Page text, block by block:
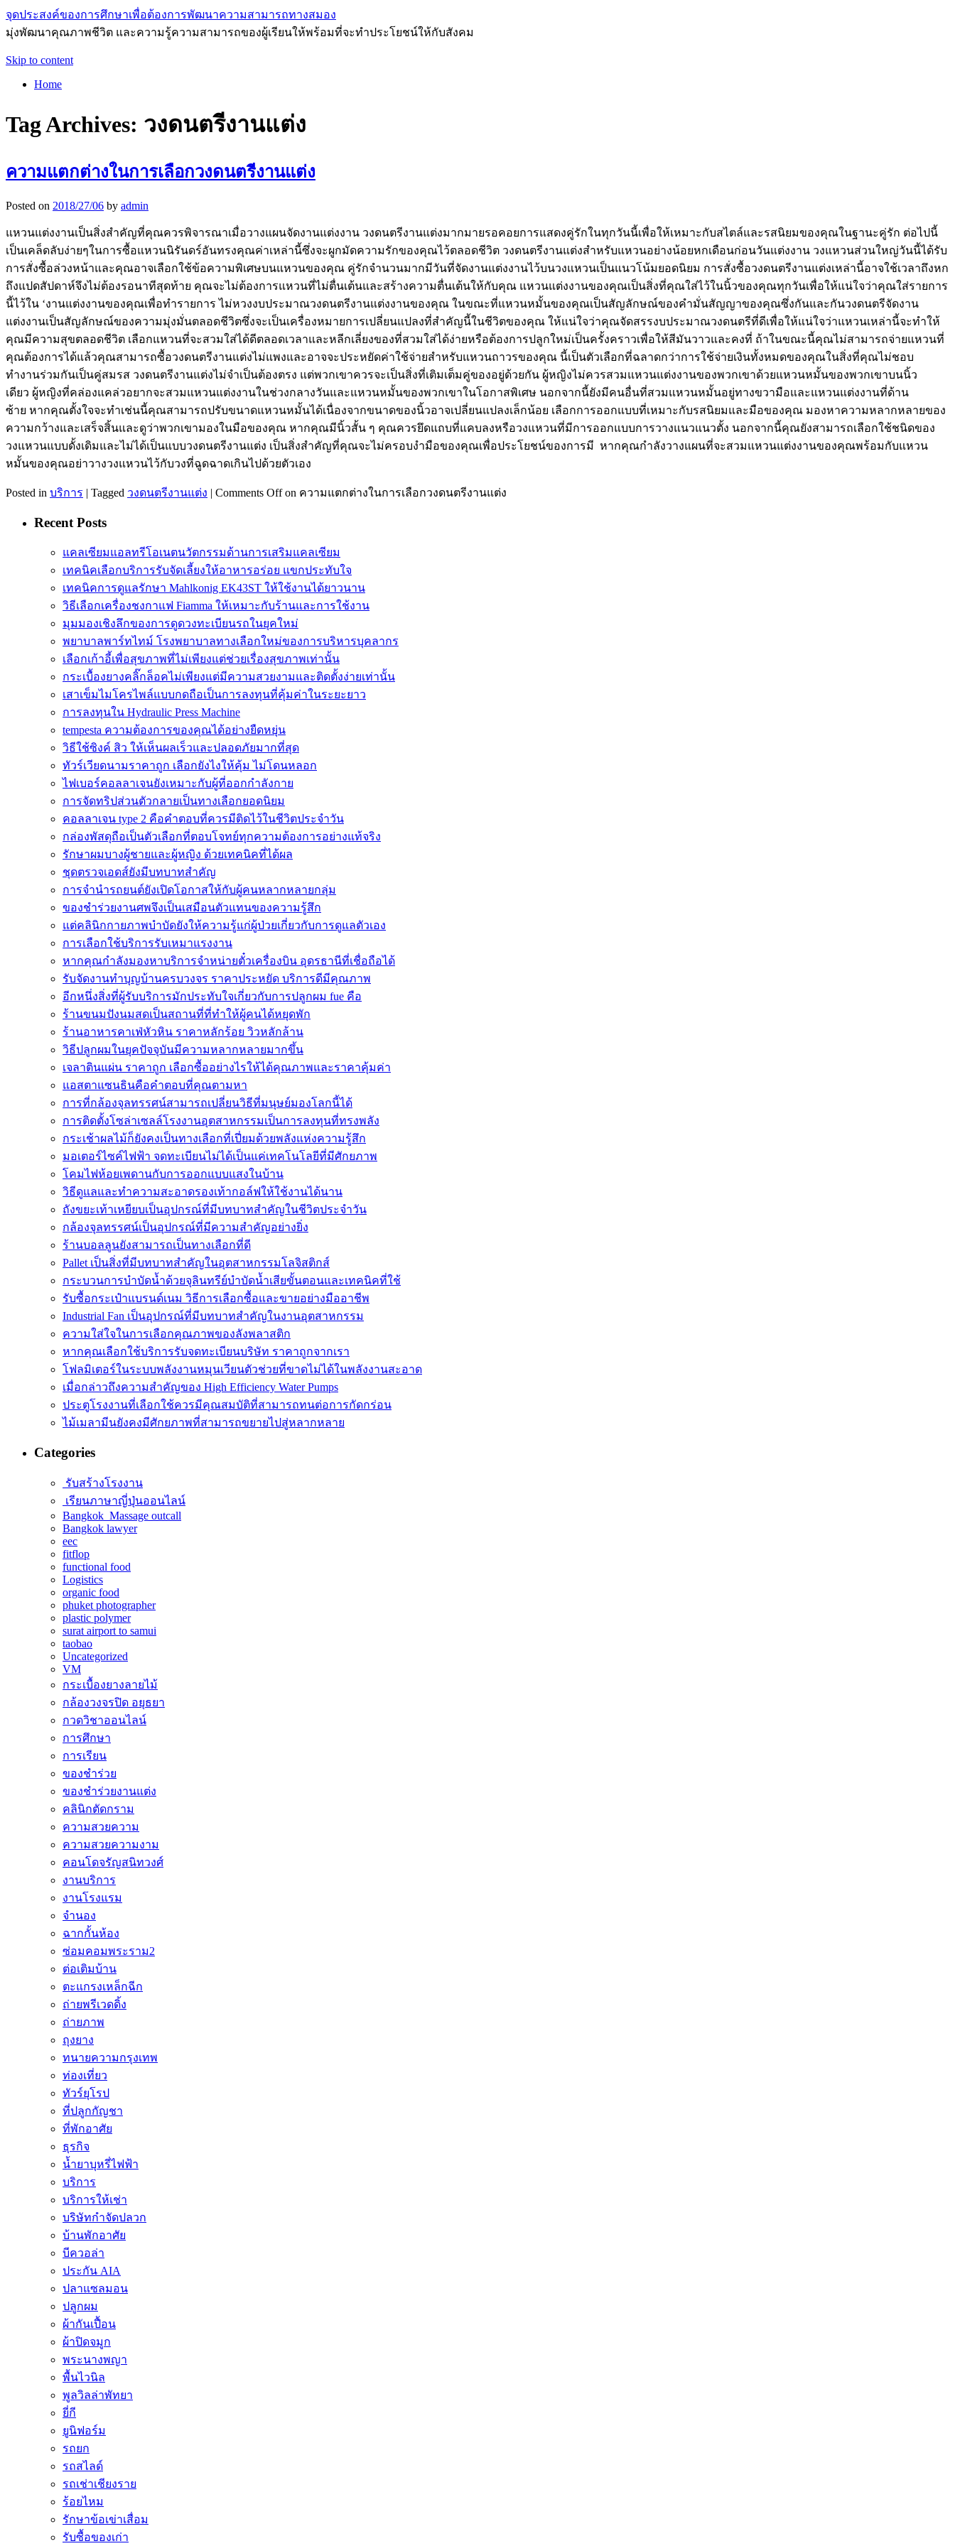
จุดประสงค์ของการศึกษาเพื่อต้องการพัฒนาความสามารถทางสมอง
มุ่งพัฒนาคุณภาพชีวิต และความรู้ความสามารถของผู้เรียนให้พร้อมที่จะทำประโยชน์ให้กับสังคม
Skip to content
Home
Tag Archives: วงดนตรีงานแต่ง
ความแตกต่างในการเลือกวงดนตรีงานแต่ง
Posted on 2018/27/06 by admin
แหวนแต่งงานเป็นสิ่งสำคัญที่คุณควรพิจารณาเมื่อวางแผนจัดงานแต่งงาน วงดนตรีงานแต่งมากมายรอคอยการแสดงคู่รักในทุกวันนี้เพื่อให้เหมาะกับสไตล์และรสนิยมของคุณในฐานะคู่รัก ต่อไปนี้
เป็นเคล็ดลับง่ายๆในการซื้อแหวนนิรันดร์อันทรงคุณค่าเหล่านี้ซึ่งจะผูกมัดความรักของคุณไว้ตลอดชีวิต วงดนตรีงานแต่งสำหรับแหวนอย่างน้อยหกเดือนก่อนวันแต่งงาน วงแหวนส่วนใหญ่วันนี้ได้รับ
การสั่งซื้อล่วงหน้าและคุณอาจเลือกใช้ข้อความพิเศษบนแหวนของคุณ คู่รักจำนวนมากมีวันที่จัดงานแต่งงานไว้บนวงแหวนเป็นแนวโน้มยอดนิยม การสั่งซื้อวงดนตรีงานแต่งเหล่านี้อาจใช้เวลาถึงหก
ถึงแปดสัปดาห์จึงไม่ต้องรอนาทีสุดท้าย คุณจะไม่ต้องการแหวนที่ไม่ตื่นเต้นและสร้างความตื่นเต้นให้กับคุณ แหวนแต่งงานของคุณเป็นสิ่งที่คุณใส่ไว้ในนิ้วของคุณทุกวันเพื่อให้แน่ใจว่าคุณใส่รายการ
นี้ไว้ใน ‘งานแต่งงานของคุณเพื่อทำรายการ ไม่หวงงบประมาณวงดนตรีงานแต่งงานของคุณ ในขณะที่แหวนหมั้นของคุณเป็นสัญลักษณ์ของคำมั่นสัญญาของคุณซึ่งกันและกันวงดนตรีจัดงาน
แต่งงานเป็นสัญลักษณ์ของความมุ่งมั่นตลอดชีวิตซึ่งจะเป็นเครื่องหมายการเปลี่ยนแปลงที่สำคัญนี้ในชีวิตของคุณ ให้แน่ใจว่าคุณจัดสรรงบประมาณวงดนตรีที่ดีเพื่อให้แน่ใจว่าแหวนเหล่านี้จะทำให้
คุณมีความสุขตลอดชีวิต เลือกแหวนที่จะสวมใส่ได้ดีตลอดเวลาและหลีกเลี่ยงของที่สวมใส่ได้ง่ายหรือต้องการปลูกใหม่เป็นครั้งคราวเพื่อให้สีมันวาวและคงที่ ถ้าในขณะนี้คุณไม่สามารถจ่ายแหวนที่
คุณต้องการได้แล้วคุณสามารถซื้อวงดนตรีงานแต่งไม่แพงและอาจจะประหยัดค่าใช้จ่ายสำหรับแหวนถาวรของคุณ นี้เป็นตัวเลือกที่ฉลาดกว่าการใช้จ่ายเงินทั้งหมดของคุณในสิ่งที่คุณไม่ชอบ
ทำงานร่วมกันเป็นคู่สมรส วงดนตรีงานแต่งไม่จำเป็นต้องตรง แต่พวกเขาควรจะเป็นสิ่งที่เติมเต็มคู่ของอยู่ด้วยกัน ผู้หญิงไม่ควรสวมแหวนแต่งงานของพวกเขาด้วยแหวนหมั้นของพวกเขาบนนิ้ว
เดียว ผู้หญิงที่คล่องแคล่วอยากจะสวมแหวนแต่งงานในช่วงกลางวันและแหวนหมั้นของพวกเขาในโอกาสพิเศษ นอกจากนี้ยังมีคนอื่นที่สวมแหวนหมั้นอยู่ทางขวามือและแหวนแต่งงานที่ด้าน
ซ้าย หากคุณตั้งใจจะทำเช่นนี้คุณสามารถปรับขนาดแหวนหมั้นได้เนื่องจากขนาดของนิ้วอาจเปลี่ยนแปลงเล็กน้อย เลือกการออกแบบที่เหมาะกับรสนิยมและมือของคุณ มองหาความหลากหลายของ
ความกว้างและเสร็จสิ้นและดูว่าพวกเขามองในมือของคุณ หากคุณมีนิ้วสั้น ๆ คุณควรยึดแถบที่แคบลงหรือวงแหวนที่มีการออกแบบการวางแนวแนวตั้ง นอกจากนี้คุณยังสามารถเลือกใช้ชนิดของ
วงแหวนแบบดั้งเดิมและไม่ได้เป็นแบบวงดนตรีงานแต่ง เป็นสิ่งสำคัญที่คุณจะไม่ครอบงำมือของคุณเพื่อประโยชน์ของการมี หากคุณกำลังวางแผนที่จะสวมแหวนแต่งงานของคุณพร้อมกับแหวน
หมั้นของคุณอย่าวางวงแหวนไว้กับวงที่ฉูดฉาดเกินไปด้วยตัวเอง
Posted in บริการ | Tagged วงดนตรีงานแต่ง | Comments Offon ความแตกต่างในการเลือกวงดนตรีงานแต่ง
Recent Posts
แคลเซียมแอลทรีโอเนตนวัตกรรมด้านการเสริมแคลเซียม
เทคนิคเลือกบริการรับจัดเลี้ยงให้อาหารอร่อย แขกประทับใจ
เทคนิคการดูแลรักษา Mahlkonig EK43ST ให้ใช้งานได้ยาวนาน
วิธีเลือกเครื่องชงกาแฟ Fiamma ให้เหมาะกับร้านและการใช้งาน
มุมมองเชิงลึกของการดูดวงทะเบียนรถในยุคใหม่
พยาบาลพาร์ทไทม์ โรงพยาบาลทางเลือกใหม่ของการบริหารบุคลากร
เลือกเก้าอี้เพื่อสุขภาพที่ไม่เพียงแต่ช่วยเรื่องสุขภาพเท่านั้น
กระเบื้องยางคลิ๊กล็อคไม่เพียงแต่มีความสวยงามและติดตั้งง่ายเท่านั้น
เสาเข็มไมโครไพล์แบบกดถือเป็นการลงทุนที่คุ้มค่าในระยะยาว
การลงทุนใน Hydraulic Press Machine
tempesta ความต้องการของคุณได้อย่างยืดหยุ่น
วิธีใช้ซิงค์ สิว ให้เห็นผลเร็วและปลอดภัยมากที่สุด
ทัวร์เวียดนามราคาถูก เลือกยังไงให้คุ้ม ไม่โดนหลอก
ไฟเบอร์คอลลาเจนยังเหมาะกับผู้ที่ออกกำลังกาย
การจัดทริปส่วนตัวกลายเป็นทางเลือกยอดนิยม
คอลลาเจน type 2 คือคำตอบที่ควรมีติดไว้ในชีวิตประจำวัน
กล่องพัสดุถือเป็นตัวเลือกที่ตอบโจทย์ทุกความต้องการอย่างแท้จริง
รักษาผมบางผู้ชายและผู้หญิง ด้วยเทคนิคที่ได้ผล
ชุดตรวจเอดส์ยังมีบทบาทสำคัญ
การจำนำรถยนต์ยังเปิดโอกาสให้กับผู้คนหลากหลายกลุ่ม
ของชำร่วยงานศพจึงเป็นเสมือนตัวแทนของความรู้สึก
แต่คลินิกกายภาพบำบัดยังให้ความรู้แก่ผู้ป่วยเกี่ยวกับการดูแลตัวเอง
การเลือกใช้บริการรับเหมาแรงงาน
หากคุณกำลังมองหาบริการจำหน่ายตั๋วเครื่องบิน อุดรธานีที่เชื่อถือได้
รับจัดงานทำบุญบ้านครบวงจร ราคาประหยัด บริการดีมีคุณภาพ
อีกหนึ่งสิ่งที่ผู้รับบริการมักประทับใจเกี่ยวกับการปลูกผม fue คือ
ร้านขนมปังนมสดเป็นสถานที่ที่ทำให้ผู้คนได้หยุดพัก
ร้านอาหารคาเฟ่หัวหิน ราคาหลักร้อย วิวหลักล้าน
วิธีปลูกผมในยุคปัจจุบันมีความหลากหลายมากขึ้น
เจลาตินแผ่น ราคาถูก เลือกซื้ออย่างไรให้ได้คุณภาพและราคาคุ้มค่า
แอสตาแซนธินคือคำตอบที่คุณตามหา
การที่กล้องจุลทรรศน์สามารถเปลี่ยนวิธีที่มนุษย์มองโลกนี้ได้
การติดตั้งโซล่าเซลล์โรงงานอุตสาหกรรมเป็นการลงทุนที่ทรงพลัง
กระเช้าผลไม้ก็ยังคงเป็นทางเลือกที่เปี่ยมด้วยพลังแห่งความรู้สึก
มอเตอร์ไซค์ไฟฟ้า จดทะเบียนไม่ได้เป็นแค่เทคโนโลยีที่มีศักยภาพ
โคมไฟห้อยเพดานกับการออกแบบแสงในบ้าน
วิธีดูแลและทำความสะอาดรองเท้ากอล์ฟให้ใช้งานได้นาน
ถังขยะเท้าเหยียบเป็นอุปกรณ์ที่มีบทบาทสำคัญในชีวิตประจำวัน
กล้องจุลทรรศน์เป็นอุปกรณ์ที่มีความสำคัญอย่างยิ่ง
ร้านบอลลูนยังสามารถเป็นทางเลือกที่ดี
Pallet เป็นสิ่งที่มีบทบาทสำคัญในอุตสาหกรรมโลจิสติกส์
กระบวนการบำบัดน้ำด้วยจุลินทรีย์บำบัดน้ำเสียขั้นตอนและเทคนิคที่ใช้
รับซื้อกระเป๋าแบรนด์เนม วิธีการเลือกซื้อและขายอย่างมืออาชีพ
Industrial Fan เป็นอุปกรณ์ที่มีบทบาทสำคัญในงานอุตสาหกรรม
ความใส่ใจในการเลือกคุณภาพของลังพลาสติก
หากคุณเลือกใช้บริการรับจดทะเบียนบริษัท ราคาถูกจากเรา
โฟลมิเตอร์ในระบบพลังงานหมุนเวียนตัวช่วยที่ขาดไม่ได้ในพลังงานสะอาด
เมื่อกล่าวถึงความสำคัญของ High Efficiency Water Pumps
ประตูโรงงานที่เลือกใช้ควรมีคุณสมบัติที่สามารถทนต่อการกัดกร่อน
ไม้เมลามีนยังคงมีศักยภาพที่สามารถขยายไปสู่หลากหลาย
Categories
รับสร้างโรงงาน
เรียนภาษาญี่ปุ่นออนไลน์
Bangkok Massage outcall
Bangkok lawyer
eec
fitflop
functional food
Logistics
organic food
phuket photographer
plastic polymer
surat airport to samui
taobao
Uncategorized
VM
กระเบื้องยางลายไม้
กล้องวงจรปิด อยุธยา
กวดวิชาออนไลน์
การศึกษา
การเรียน
ของชำร่วย
ของชำร่วยงานแต่ง
คลินิกตัดกราม
ความสวยความ
ความสวยความงาม
คอนโดจรัญสนิทวงศ์
งานบริการ
งานโรงแรม
จำนอง
ฉากกั้นห้อง
ซ่อมคอมพระราม2
ต่อเติมบ้าน
ตะแกรงเหล็กฉีก
ถ่ายพรีเวดดิ้ง
ถ่ายภาพ
ถุงยาง
ทนายความกรุงเทพ
ท่องเที่ยว
ทัวร์ยุโรป
ที่ปลูกกัญชา
ที่พักอาศัย
ธุรกิจ
น้ำยาบุหรี่ไฟฟ้า
บริการ
บริการให้เช่า
บริษัทกำจัดปลวก
บ้านพักอาศัย
บีควอล่า
ประกัน AIA
ปลาแซลมอน
ปลูกผม
ผ้ากันเปื้อน
ผ้าปิดจมูก
พระนางพญา
พื้นไวนิล
พูลวิลล่าพัทยา
ยี่กี
ยูนิฟอร์ม
รถยก
รถสไลด์
รถเช่าเชียงราย
ร้อยไหม
รักษาข้อเข่าเสื่อม
รับซื้อของเก่า